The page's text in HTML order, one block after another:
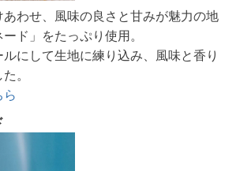
わせ、風味の良さと甘みが魅力の地
ド」をたっぷり使用。
にして生地に練り込み、風味と香り
。
ら